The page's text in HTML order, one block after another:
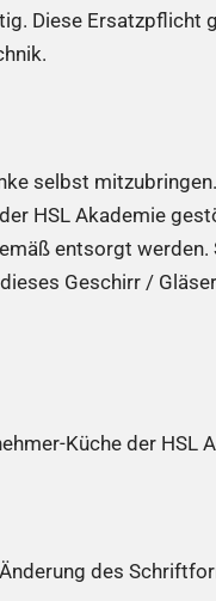
Diese Ersatzpflicht
selbst
HSL Akademie
entsorgt
Geschirr /
Küche der HSL
des